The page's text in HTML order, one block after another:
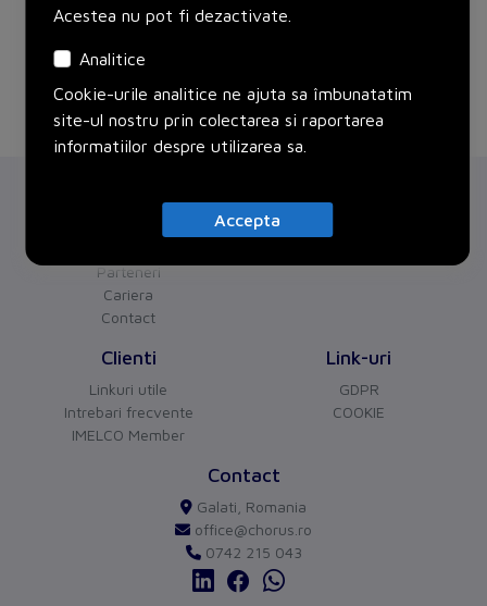
Parteneri
Cariera
Contact
Clienti
Linkuri utile
Intrebari frecvente
IMELCO Member
Link-uri
GDPR
COOKIE
Contact
Galati, Romania
office@chorus.ro
0742 215 043
Acestea nu pot fi dezactivate.
Analitice
Cookie-urile analitice ne ajuta sa îmbunatatim
site-ul nostru prin colectarea si raportarea
informatiilor despre utilizarea sa.
Accepta